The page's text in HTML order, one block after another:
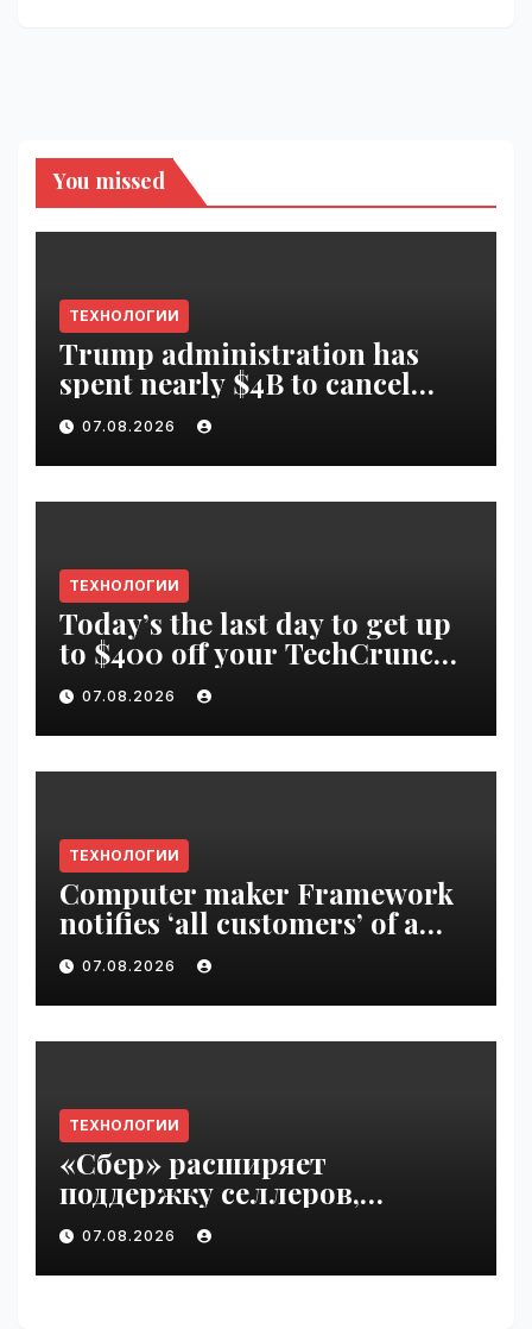
You missed
ТЕХНОЛОГИИ
Trump administration has
spent nearly $4B to cancel
offshore wind farms |
VseTime.ru
07.08.2026
ТЕХНОЛОГИИ
Today’s the last day to get up
to $400 off your TechCrunch
Disrupt 2026 ticket |
VseTime.ru
07.08.2026
ТЕХНОЛОГИИ
Computer maker Framework
notifies ‘all customers’ of a
data breach | VseTime.ru
07.08.2026
ТЕХНОЛОГИИ
«Сбер» расширяет
поддержку селлеров,
пострадавших от
инцидентов на складах
Wildberries | VseTime.ru
07.08.2026